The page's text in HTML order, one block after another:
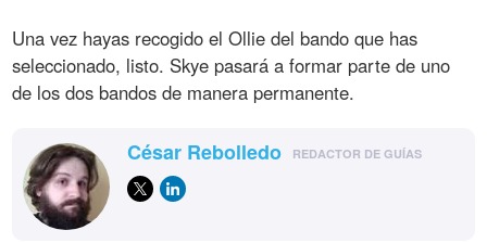
Una vez hayas recogido el Ollie del bando que has
seleccionado, listo. Skye pasará a formar parte de uno
de los dos bandos de manera permanente.
César Rebolledo REDACTOR DE GUÍAS